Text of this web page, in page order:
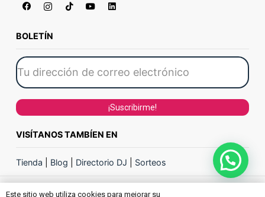
BOLETÍN
VISÍTANOS TAMBÍEN EN
Tienda Blog Directorio DJ Sorteos
Este sitio web utiliza cookies para mejorar su